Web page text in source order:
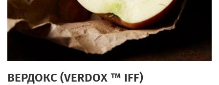
ВЕРДОКС (VERDOX ™ IFF)